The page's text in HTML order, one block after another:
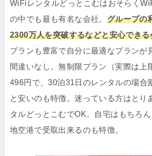
WiFiレンタルどっとこむはおそらく
の中でも最も有名な会社。 グループの
2300万人を突破するなどと安心できる
プランも豊富で自分に最適なプランが
間違いなし。無制限プラン（実際は上
496円で、30泊31日のレンタルの場合
と安いのも特徴。迷っている方はとり
タルどっとこむでOK。自宅はもちろ
地空港で受取出来るのも特徴。